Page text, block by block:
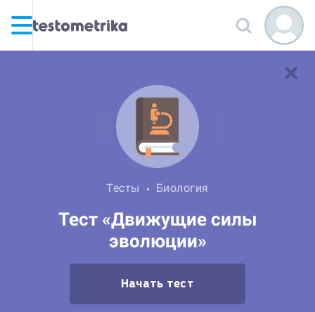
Тесты Биология
Тест «Движущие силы
эволюции»
Начать тест